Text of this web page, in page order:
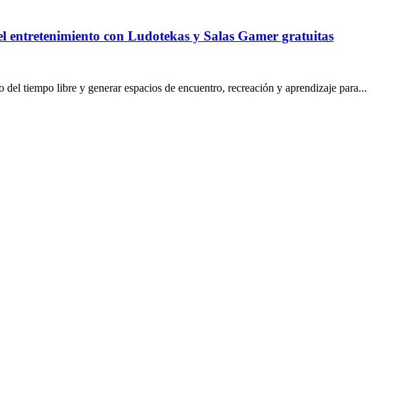
entretenimiento con Ludotekas y Salas Gamer gratuitas
tiempo libre y generar espacios de encuentro, recreación y aprendizaje para...